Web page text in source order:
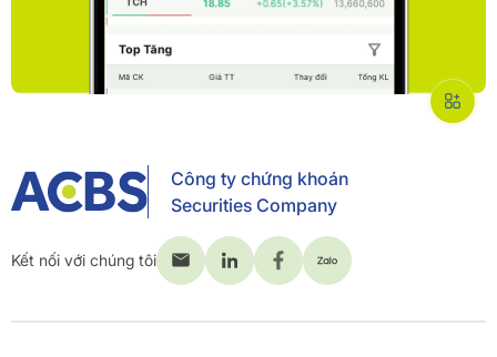
Công ty chứng khoán
Securities Company
Kết nối với chúng tôi